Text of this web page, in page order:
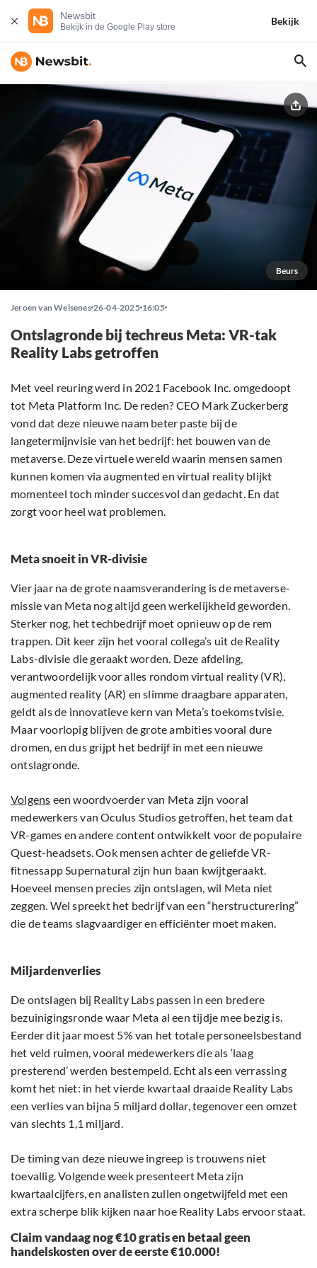
Newsbit
Bekijk in de Google Play store
Bekijk
Beurs
Jeroen van Welsenes 26-04-2025 16:05
Ontslagronde bij techreus Meta: VR-tak
Reality Labs getroffen
Met veel reuring werd in 2021 Facebook Inc. omgedoopt
tot Meta Platform Inc. De reden? CEO Mark Zuckerberg
vond dat deze nieuwe naam beter paste bij de
langetermijnvisie van het bedrijf: het bouwen van de
metaverse. Deze virtuele wereld waarin mensen samen
kunnen komen via augmented en virtual reality blijkt
momenteel toch minder succesvol dan gedacht. En dat
zorgt voor heel wat problemen.
Meta snoeit in VR-divisie
Vier jaar na de grote naamsverandering is de metaverse-
missie van Meta nog altijd geen werkelijkheid geworden.
Sterker nog, het techbedrijf moet opnieuw op de rem
trappen. Dit keer zijn het vooral collega’s uit de Reality
Labs-divisie die geraakt worden. Deze afdeling,
verantwoordelijk voor alles rondom virtual reality (VR),
augmented reality (AR) en slimme draagbare apparaten,
geldt als de innovatieve kern van Meta’s toekomstvisie.
Maar voorlopig blijven de grote ambities vooral dure
dromen, en dus grijpt het bedrijf in met een nieuwe
ontslagronde.
Volgens een woordvoerder van Meta zijn vooral
medewerkers van Oculus Studios getroffen, het team dat
VR-games en andere content ontwikkelt voor de populaire
Quest-headsets. Ook mensen achter de geliefde VR-
fitnessapp Supernatural zijn hun baan kwijtgeraakt.
Hoeveel mensen precies zijn ontslagen, wil Meta niet
zeggen. Wel spreekt het bedrijf van een “herstructurering”
die de teams slagvaardiger en efficiënter moet maken.
Miljardenverlies
De ontslagen bij Reality Labs passen in een bredere
bezuinigingsronde waar Meta al een tijdje mee bezig is.
Eerder dit jaar moest 5% van het totale personeelsbestand
het veld ruimen, vooral medewerkers die als ‘laag
presterend’ werden bestempeld. Echt als een verrassing
komt het niet: in het vierde kwartaal draaide Reality Labs
een verlies van bijna 5 miljard dollar, tegenover een omzet
van slechts 1,1 miljard.
De timing van deze nieuwe ingreep is trouwens niet
toevallig. Volgende week presenteert Meta zijn
kwartaalcijfers, en analisten zullen ongetwijfeld met een
extra scherpe blik kijken naar hoe Reality Labs ervoor staat.
Claim vandaag nog €10 gratis en betaal geen
handelskosten over de eerste €10.000!